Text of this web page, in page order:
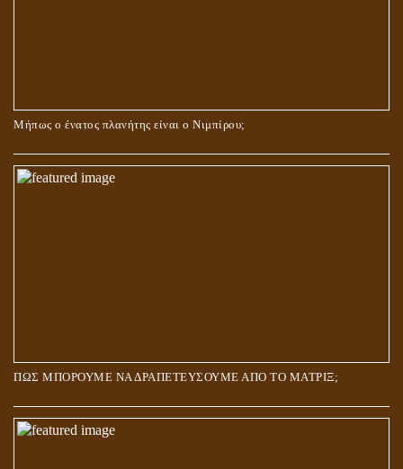
Μήπως ο ένατος πλανήτης είναι ο Νιμπίρου;
ΠΩΣ ΜΠΟΡΟΥΜΕ ΝΑ ΔΡΑΠΕΤΕΥΣΟΥΜΕ ΑΠΟ ΤΟ ΜΑΤΡΙΞ;